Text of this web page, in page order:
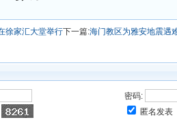
徐家汇大堂举行下一篇:海门教区为雅安地震遇
密码:
匿名发表